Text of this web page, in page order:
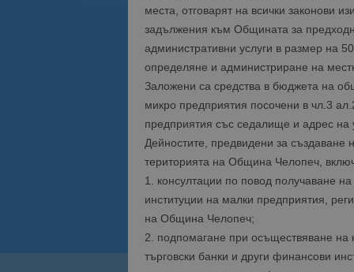
места, отговарят на всички законови
задължения към Общината за
административни услуги в размер на
определяне и администриране на
Заложени са средства в бюджета на
микро предприятия посочени в чл.3
предприятия със седалище и адрес
Дейностите, предвидени за създаване
територията на Община Челопеч,
1. консултации по повод получаване
институции на малки предприятия,
на Община Челопеч;
2. подпомагане при осъществяване на
търговски банки и други финансови